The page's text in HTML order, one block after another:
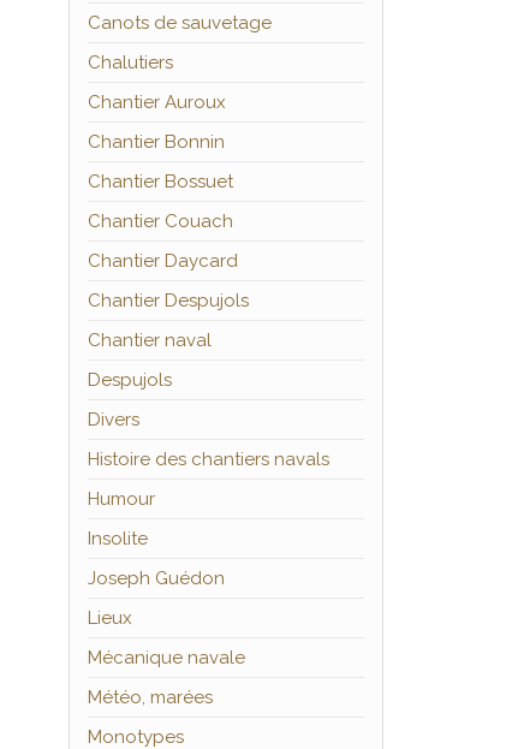
Canots de sauvetage
Chalutiers
Chantier Auroux
Chantier Bonnin
Chantier Bossuet
Chantier Couach
Chantier Daycard
Chantier Despujols
Chantier naval
Despujols
Divers
Histoire des chantiers navals
Humour
Insolite
Joseph Guédon
Lieux
Mécanique navale
Météo, marées
Monotypes